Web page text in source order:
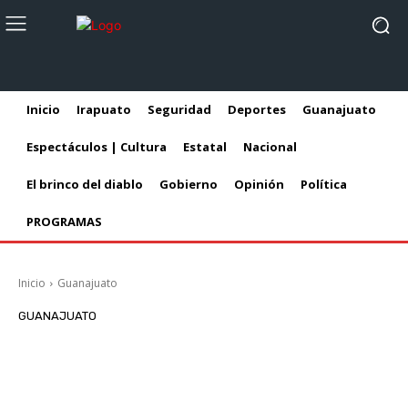
Inicio Irapuato Seguridad Deportes Guanajuato
Espectáculos | Cultura Estatal Nacional
El brinco del diablo Gobierno Opinión Política
PROGRAMAS
Inicio Guanajuato
GUANAJUATO